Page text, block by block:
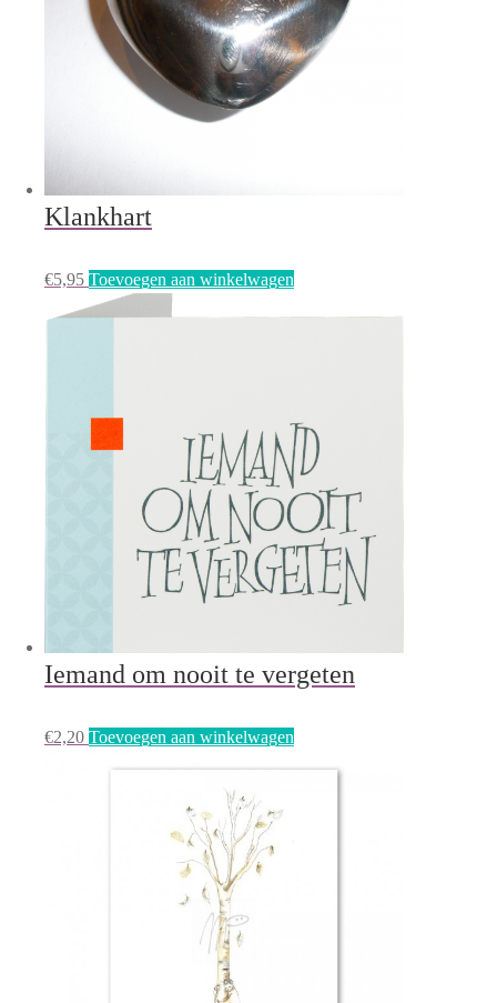
Klankhart
€5,95 Toevoegen aan winkelwagen
Iemand om nooit te vergeten
€2,20 Toevoegen aan winkelwagen